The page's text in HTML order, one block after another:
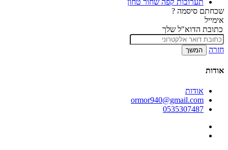
תערובות קפה שחור טחון
שכחתם סיסמה ?
אימייל
כתובת הדוא"ל שלך
חזרה
אודות
אודות
ormor940@gmail.com
0535307487